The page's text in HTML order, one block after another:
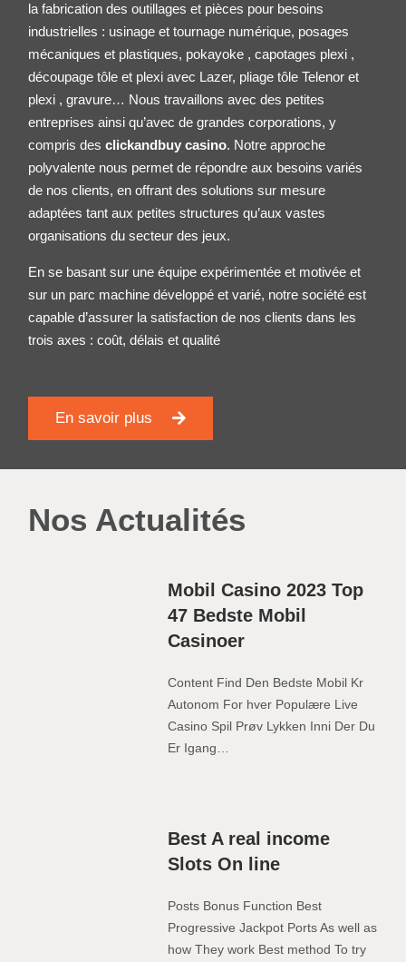
la fabrication des outillages et pièces pour besoins
industrielles : usinage et tournage numérique, posages
mécaniques et plastiques, pokayoke , capotages plexi ,
découpage tôle et plexi avec Lazer, pliage tôleTelenor et
plexi , gravure… Nous travaillons avec des petites
entreprises ainsi qu’avec de grandes corporations, y
compris desclickandbuy casino. Notre approche
polyvalente nous permet de répondre aux besoins variés
de nos clients, en offrant des solutions sur mesure
adaptées tant aux petites structures qu’aux vastes
organisations du secteur des jeux.
En se basant sur une équipe expérimentée et motivée et
sur un parc machine développé et varié, notre société est
capable d’assurer la satisfaction de nos clients dans les
trois axes : coût, délais et qualité
En savoir plus
Nos Actualités
Mobil Casino 2023 Top
47 Bedste Mobil
Casinoer
Content Find Den Bedste Mobil Kr
Autonom For hver Populære Live
Casino Spil Prøv Lykken Inni Der Du
Er Igang…
Best A real income
Slots On line
Posts Bonus Function Best
Progressive Jackpot Ports As well as
how They work Best method To try